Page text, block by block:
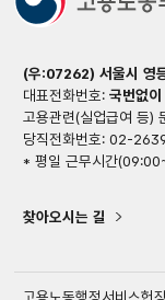
(우:07262) 서울시 영
대표전화번호: 국번없
고용관련(실업급여 등)
당직전화번호: 02-
* 평일 근무시간
찾아오시는 길